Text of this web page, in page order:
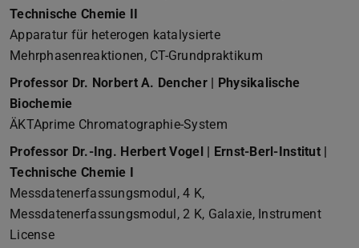
Technische Chemie II
Apparatur für heterogen katalysierte
Mehrphasenreaktionen, CT-Grundpraktikum
Professor Dr. Norbert A. Dencher | Physikalische
Biochemie
ÄKTAprime Chromatographie-System
Professor Dr.-Ing. Herbert Vogel | Ernst-Berl-Institut |
Technische Chemie I
Messdatenerfassungsmodul, 4 K,
Messdatenerfassungsmodul, 2 K, Galaxie, Instrument
License